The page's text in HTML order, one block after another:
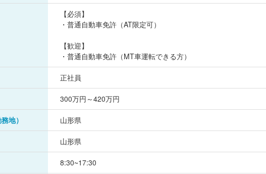
【必須】
・普通自動車免許（AT限定可）
【歓迎】
・普通自動車免許（MT車運転できる方）
正社員
300万円～420万円
地） 山形県
山形県
8:30~17:30